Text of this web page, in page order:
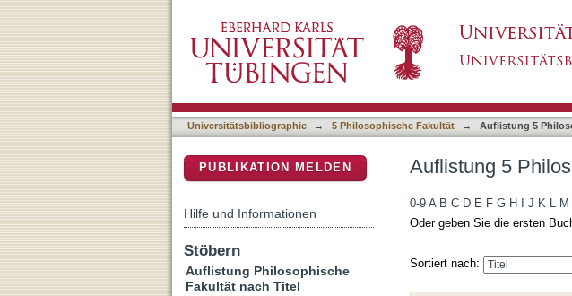
Universitätsbibliographie → 5 Philosophische Fakultät → Auflistung 5
Auflistung 5
0-9 A B C D E F G H J K L M
Oder geben Sie die ersten
Sortiert nach:
PUBLIKATION MELDEN
Hilfe und Informationen
Stöbern
Auflistung Philosophische
Fakultät nach Titel